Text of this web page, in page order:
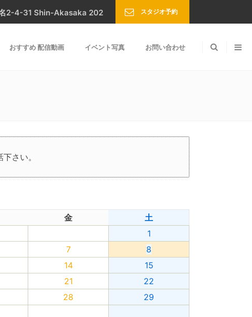
2-4-31 Shin-Akasaka 202 スタジオ予約
おすすめ 配信動画 イベント写真 お問い合わせ
さい。
金
土
1
7
8
14
15
21
22
28
29